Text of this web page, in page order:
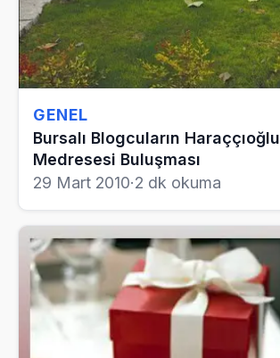
GENEL
Bursalı Blogcuların Haraççıoğlu
Medresesi Buluşması
29 Mart 2010·2 dk okuma